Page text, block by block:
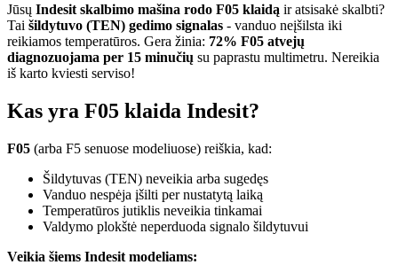
Jūsų Indesit skalbimo mašina rodo F05 klaidą ir atsisakė skalbti?
Tai šildytuvo (TEN) gedimo signalas - vanduo neįšilsta iki
reikiamos temperatūros. Gera žinia: 72% F05 atvejų
diagnozuojama per 15 minučių su paprastu multimetru. Nereikia
iš karto kviesti serviso!
Kas yra F05 klaida Indesit?
F05 (arba F5 senuose modeliuose) reiškia, kad:
Šildytuvas (TEN) neveikia arba sugedęs
Vanduo nespėja įšilti per nustatytą laiką
Temperatūros jutiklis neveikia tinkamai
Valdymo plokštė neperduoda signalo šildytuvui
Veikia šiems Indesit modeliams: